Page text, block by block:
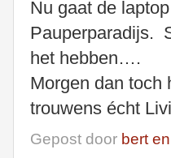
Nu gaat de
Pauperparadijs.
het hebben….
Morgen dan toch
trouwens écht
Gepost door bert